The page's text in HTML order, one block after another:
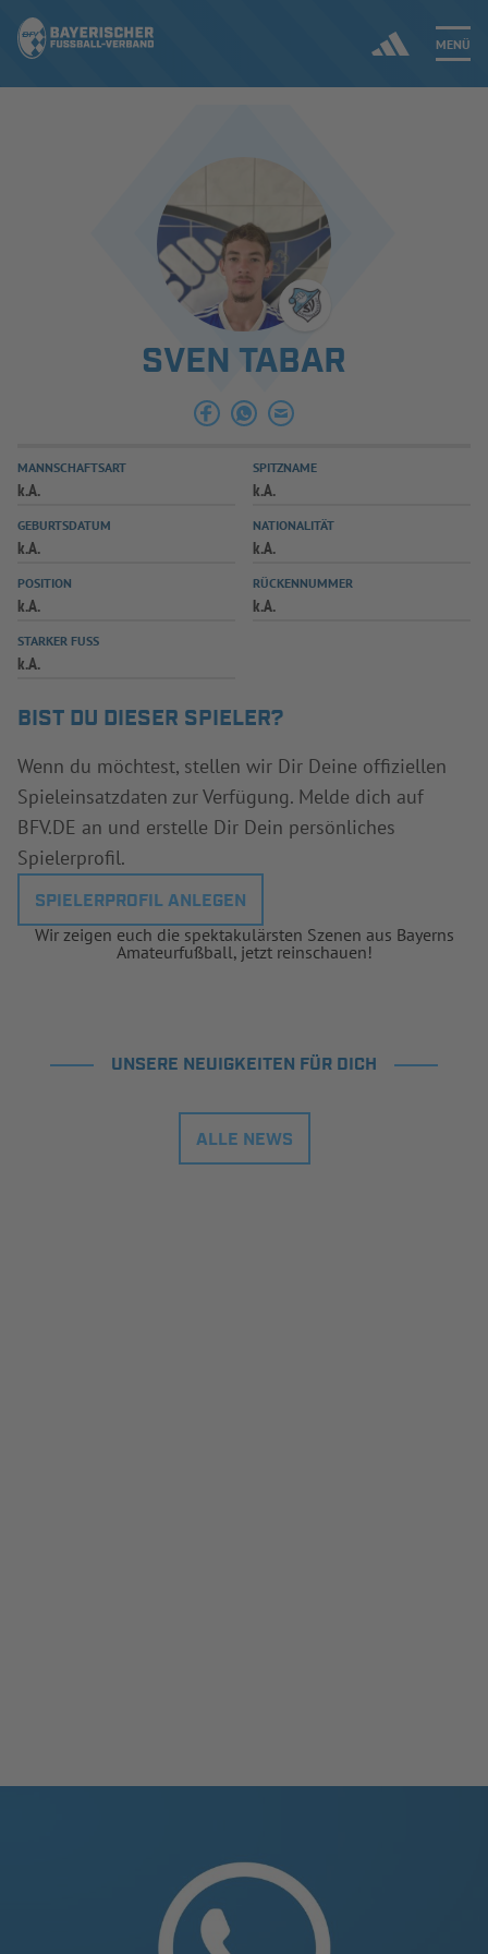
MENÜ
ERGEBNISSE & WETTBEWERBE
SPIELBETRIEB & VERBANDSLEBEN
AUSBILDUNG & FÖRDERUNG
SPIELPLUS
SVEN TABAR
MANNSCHAFTSART
k.A.
SPITZNAME
k.A.
GEBURTSDATUM
k.A.
NATIONALITÄT
k.A.
POSITION
k.A.
RÜCKENNUMMER
k.A.
STARKER FUSS
k.A.
BIST DU DIESER SPIELER?
Wenn du möchtest, stellen wir Dir Deine offiziellen
Spieleinsatzdaten zur Verfügung. Melde dich auf
BFV.DE an und erstelle Dir Dein persönliches
Spielerprofil.
SPIELERPROFIL ANLEGEN
Wir zeigen euch die spektakulärsten Szenen aus Bayerns
Amateurfußball, jetzt reinschauen!
UNSERE NEUIGKEITEN FÜR DICH
ALLE NEWS